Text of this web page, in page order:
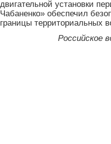
двигательной установки
Чабаненко» обеспечил
границы территориальных
Российское